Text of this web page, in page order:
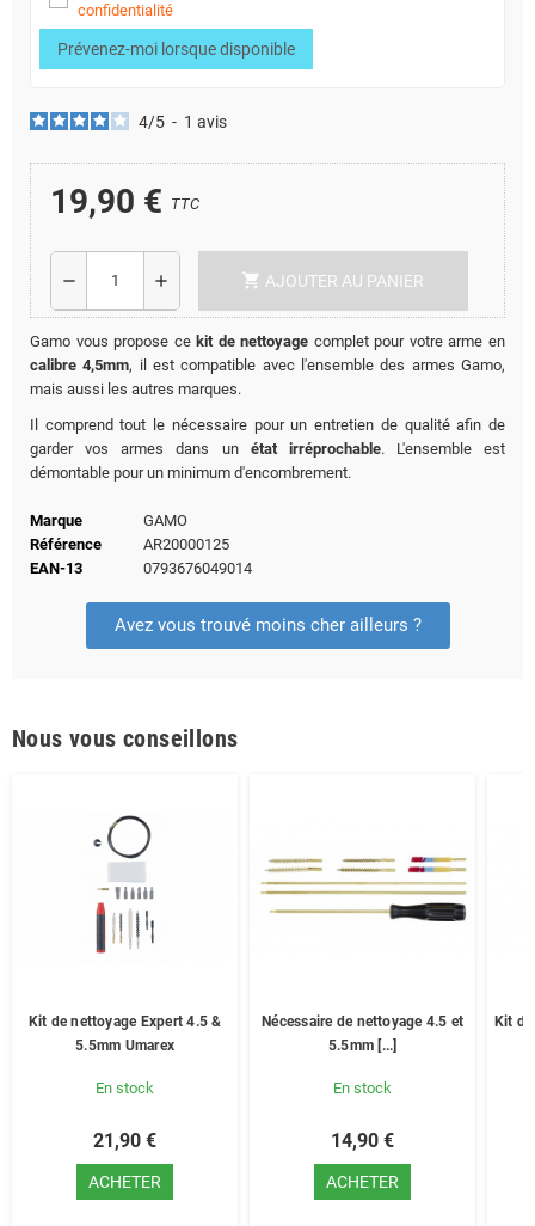
confidentialité
Prévenez-moi lorsque disponible
4/5 - 1 avis
19,90 € TTC
remove add shopping_cart AJOUTER AU PANIER
Gamo vous propose ce kit de nettoyage complet pour votre arme en
calibre 4,5mm, il est compatible avec l'ensemble des armes Gamo,
mais aussi les autres marques.
Il comprend tout le nécessaire pour un entretien de qualité afin de
garder vos armes dans un état irréprochable. L'ensemble est
démontable pour un minimum d'encombrement.
Marque
GAMO
Référence
AR20000125
EAN-13
0793676049014
Avez vous trouvé moins cher ailleurs ?
Nous vous conseillons
Kit de nettoyage Expert 4.5 &
5.5mm Umarex
En stock
21,90 €
ACHETER
Nécessaire de nettoyage 4.5 et
5.5mm [...]
En stock
14,90 €
ACHETER
Kit